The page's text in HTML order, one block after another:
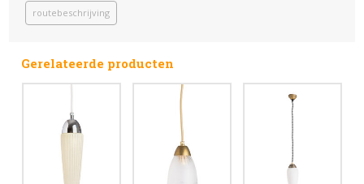
routebeschrijving
Gerelateerde producten